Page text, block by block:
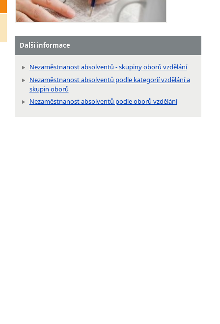
Další informace
Nezaměstnanost absolventů - skupiny oborů vzdělání
Nezaměstnanost absolventů podle kategorií vzdělání a
skupin oborů
Nezaměstnanost absolventů podle oborů vzdělání